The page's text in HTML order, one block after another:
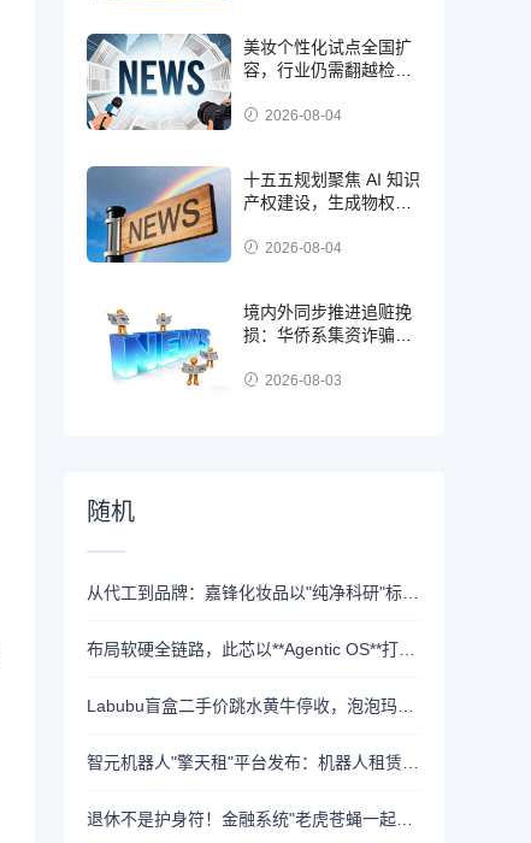
美妆个性化试点全国扩
容，行业仍需翻越检
槛 2026-08-04
十五五规划聚焦 AI 知识
产权建设，生成物权属
2026-08-04
境内外同步推进追赃挽
损：华侨系集资诈骗案
2026-08-03
随机